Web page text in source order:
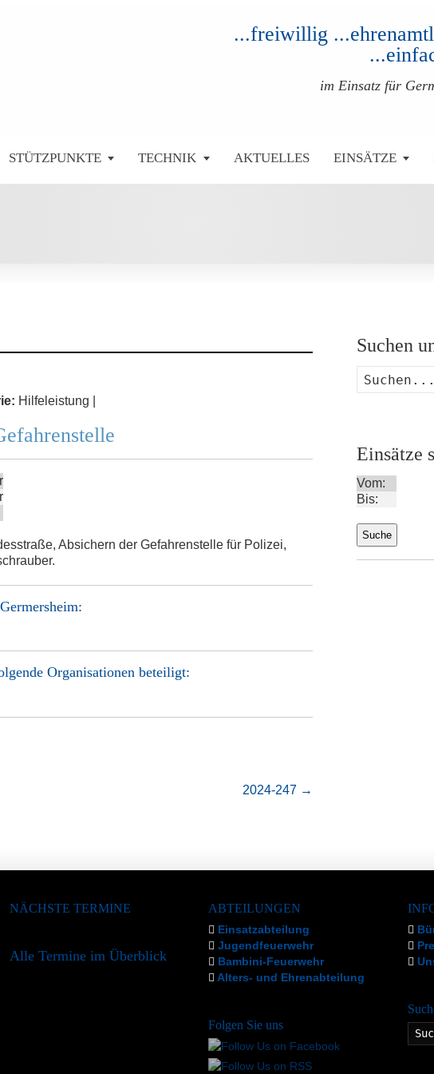
...freiwillig
im Einsatz für
STÜTZPUNKTE TECHNIK AKTUELLES EINSÄTZE
Hilfeleistung |
Absichern der Gefahrenstelle für Polizei,
:
Organisationen beteiligt:
2024-247 →
Suchen
Einsätze
Vom:
Bis:
NÄCHSTE TERMINE
Alle Termine im Überblick
ABTEILUNGEN
Einsatzabteilung
Jugendfeuerwehr
Bambini-Feuerwehr
Alters- und Ehrenabteilung
Folgen Sie uns